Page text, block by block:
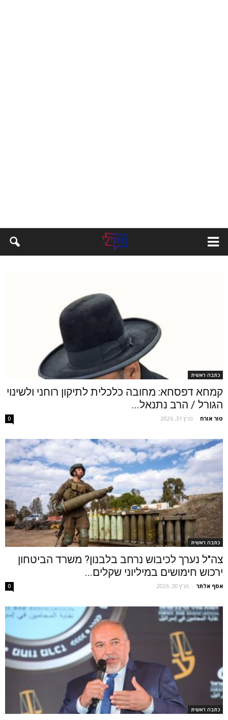
כתבה ראשית
קמחא דפסחא: מחובה כלכלית לתיקון רוחני ולשינוי
הגורל / הרב נתנאל...
טור אורח - מרץ 31, 2026 0
כתבה ראשית
צה"ל נערך לכיבוש נרחב בלבנון? משרד הביטחון
ירכוש חימושים במיליוני שקלים...
אסף אלתר - מרץ 30, 2026 0
כתבה ראשית